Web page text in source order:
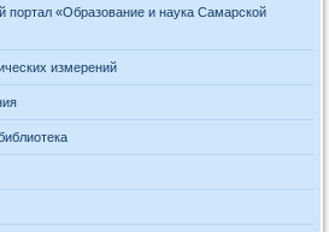
портал «Образование и наука Самарской
измерений